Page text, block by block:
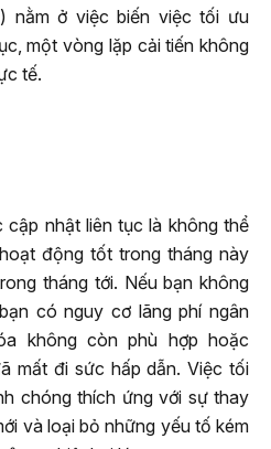
) nằm ở việc biến việc tối ưu
một vòng lặp cải tiến không
tế.
cập nhật liên tục là không thể
động tốt trong tháng này
tháng tới. Nếu bạn không
có nguy cơ lãng phí ngân
không còn phù hợp hoặc
mất đi sức hấp dẫn. Việc tối
chóng thích ứng với sự thay
và loại bỏ những yếu tố kém